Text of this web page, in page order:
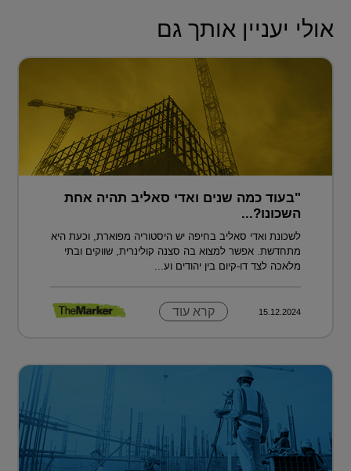
אולי יעניין אותך גם
"בעוד כמה שנים ואדי סאליב תהיה אחת
השכונו?...
לשכונת ואדי סאליב בחיפה יש היסטוריה מפוארת, וכעת היא
מתחדשת. אפשר למצוא בה סצנה קולינרית, שווקים ובתי
מלאכה לצד דו-קיום בין יהודים וע...
15.12.2024 קרא עוד